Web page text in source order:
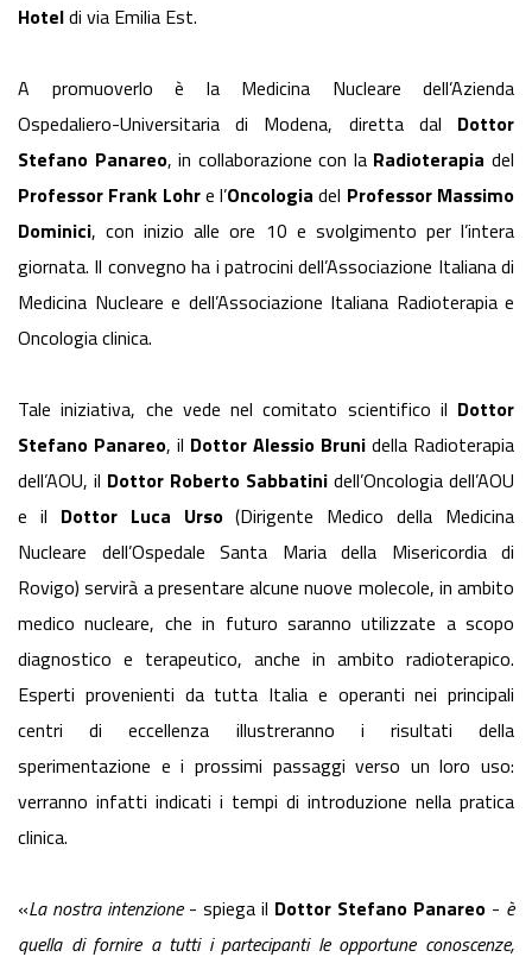
Hoteldi via Emilia Est.
A promuoverlo è la Medicina Nucleare dell’Azienda
Ospedaliero-Universitaria di Modena, diretta dal Dottor
Stefano Panareo, in collaborazione con la Radioterapiadel
Professor Frank Lohre l’Oncologia del Professor Massimo
Dominici, con inizio alle ore 10 e svolgimento per l’intera
giornata. Il convegno ha i patrocini dell’Associazione Italiana di
Medicina Nucleare e dell’Associazione Italiana Radioterapia e
Oncologia clinica.
Tale iniziativa, che vede nel comitato scientifico il Dottor
Stefano Panareo, il Dottor Alessio Bruni della Radioterapia
dell’AOU, il Dottor Roberto Sabbatini dell’Oncologia dell’AOU
e il Dottor Luca Urso(Dirigente Medico della Medicina
Nucleare dell’Ospedale Santa Maria della Misericordia di
Rovigo) servirà a presentare alcune nuove molecole, in ambito
medico nucleare, che in futuro saranno utilizzate a scopo
diagnostico e terapeutico, anche in ambito radioterapico.
Esperti provenienti da tutta Italia e operanti nei principali
centri di eccellenza illustreranno i risultati della
sperimentazione e i prossimi passaggi verso un loro uso:
verranno infatti indicati i tempi di introduzione nella pratica
clinica.
«La nostra intenzione- spiega il Dottor Stefano Panareo - è
quella di fornire a tutti i partecipanti le opportune conoscenze,